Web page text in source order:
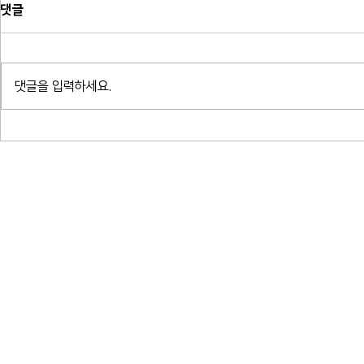
서경스퀘어 믹서 납품, 프리셋
댓글
댓글을 입력하세요.